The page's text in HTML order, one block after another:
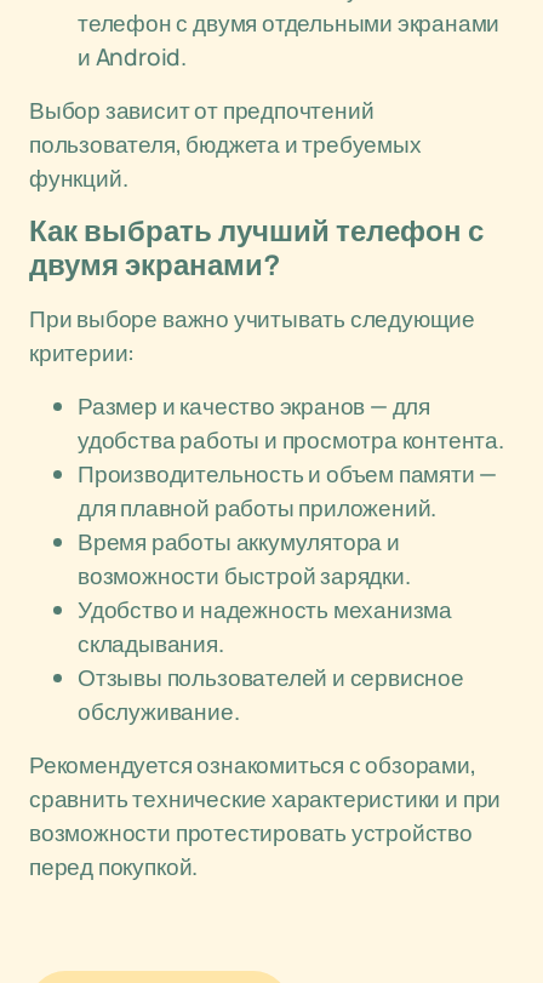
телефон с двумя отдельными экранами
и Android.
Выбор зависит от предпочтений
пользователя, бюджета и требуемых
функций.
Как выбрать лучший телефон с
двумя экранами?
При выборе важно учитывать следующие
критерии:
Размер и качество экранов — для
удобства работы и просмотра контента.
Производительность и объем памяти —
для плавной работы приложений.
Время работы аккумулятора и
возможности быстрой зарядки.
Удобство и надежность механизма
складывания.
Отзывы пользователей и сервисное
обслуживание.
Рекомендуется ознакомиться с обзорами,
сравнить технические характеристики и при
возможности протестировать устройство
перед покупкой.